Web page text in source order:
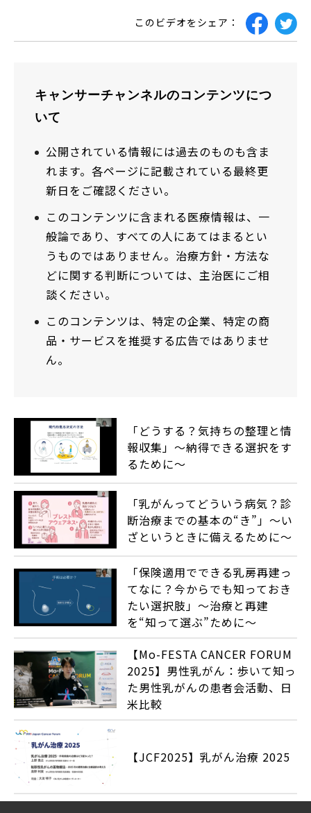
このビデオをシェア：
キャンサーチャンネルのコンテンツにつ
いて
公開されている情報には過去のものも含ま
れます。各ページに記載されている最終更
新日をご確認ください。
このコンテンツに含まれる医療情報は、一
般論であり、すべての人にあてはまるとい
うものではありません。治療方針・方法な
どに関する判断については、主治医にご相
談ください。
このコンテンツは、特定の企業、特定の商
品・サービスを推奨する広告ではありませ
ん。
「どうする？気持ちの整理と情
報収集」～納得できる選択をす
るために～
「乳がんってどういう病気？診
断治療までの基本の“き”」～い
ざというときに備えるために～
「保険適用でできる乳房再建っ
てなに？今からでも知っておき
たい選択肢」～治療と再建
を“知って選ぶ”ために～
【Mo-FESTA CANCER FORUM
2025】男性乳がん：歩いて知っ
た男性乳がんの患者会活動、日
米比較
【JCF2025】乳がん治療 2025